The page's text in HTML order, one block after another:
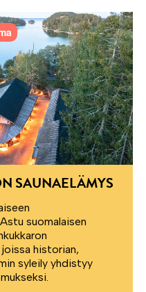
SAUNAELÄMYS
suomalaisen
historian,
syleily yhdistyy